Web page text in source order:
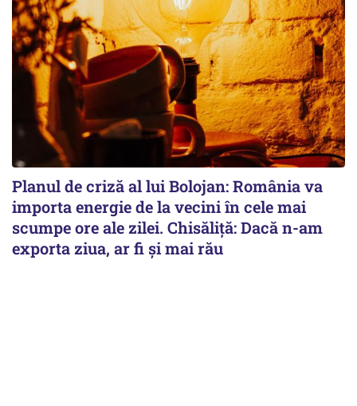
Planul de criză al lui Bolojan: România va
importa energie de la vecini în cele mai
scumpe ore ale zilei. Chisăliță: Dacă n-am
exporta ziua, ar fi și mai rău